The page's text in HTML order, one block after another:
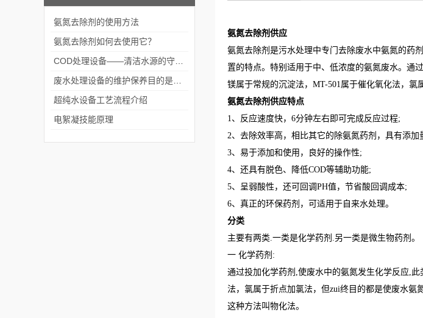
氨氮去除剂的使用方法
氨氮去除剂如何去使用它？
超纯水设备工艺流程介绍
电絮凝技能原理
氨氮去除剂供应
氨氮去除剂是污水处理中专门去除废水中氨氮的药
置的特点。特别适用于中、低浓度的氨氮废水。通
镁属于常规的沉淀法，MT-501属于催化氧化法，氯
氨氮去除剂供应​特点
1、反应速度快，6分钟左右即可完成反应过程;
2、去除效率高，相比其它的除氨氮药剂，具有添加
3、易于添加和使用，良好的操作性;
4、还具有脱色、降低COD等辅助功能;
5、呈弱酸性，还可回调PH值，节省酸回调成本;
6、真正的环保药剂，可适用于自来水处理。
分类
主要有两类.一类是化学药剂.另一类是微生物药剂。
一 化学药剂:
通过投加化学药剂,使废水中的氨氮发生化学反应,
法，氯属于折点加氯法，但zui终目的都是使废水氨
这种方法叫物化法。